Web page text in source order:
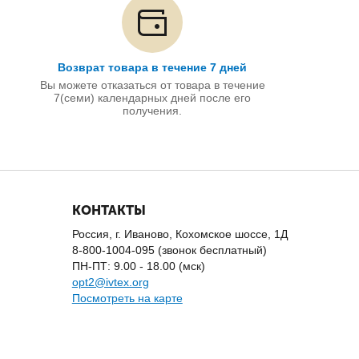
Возврат товара в течение 7 дней
Вы можете отказаться от товара в течение
7(семи) календарных дней после его
получения.
КОНТАКТЫ
Россия, г. Иваново, Кохомское шоссе, 1Д
8-800-1004-095 (звонок бесплатный)
ПН-ПТ: 9.00 - 18.00 (мск)
opt2@ivtex.org
Посмотреть на карте